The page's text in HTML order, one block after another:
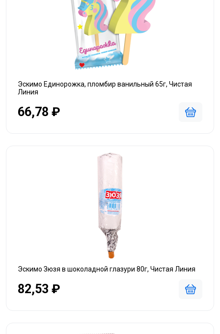
Эскимо Единорожка, пломбир ванильный 65г, Чистая
Линия
66,78 ₽
Эскимо Зюзя в шоколадной глазури 80г, Чистая Линия
82,53 ₽